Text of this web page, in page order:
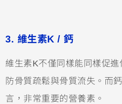
3. 維生素K / 鈣
維生素K不僅同樣能同樣促
防骨質疏鬆與骨質流失。而
言，非常重要的營養素。